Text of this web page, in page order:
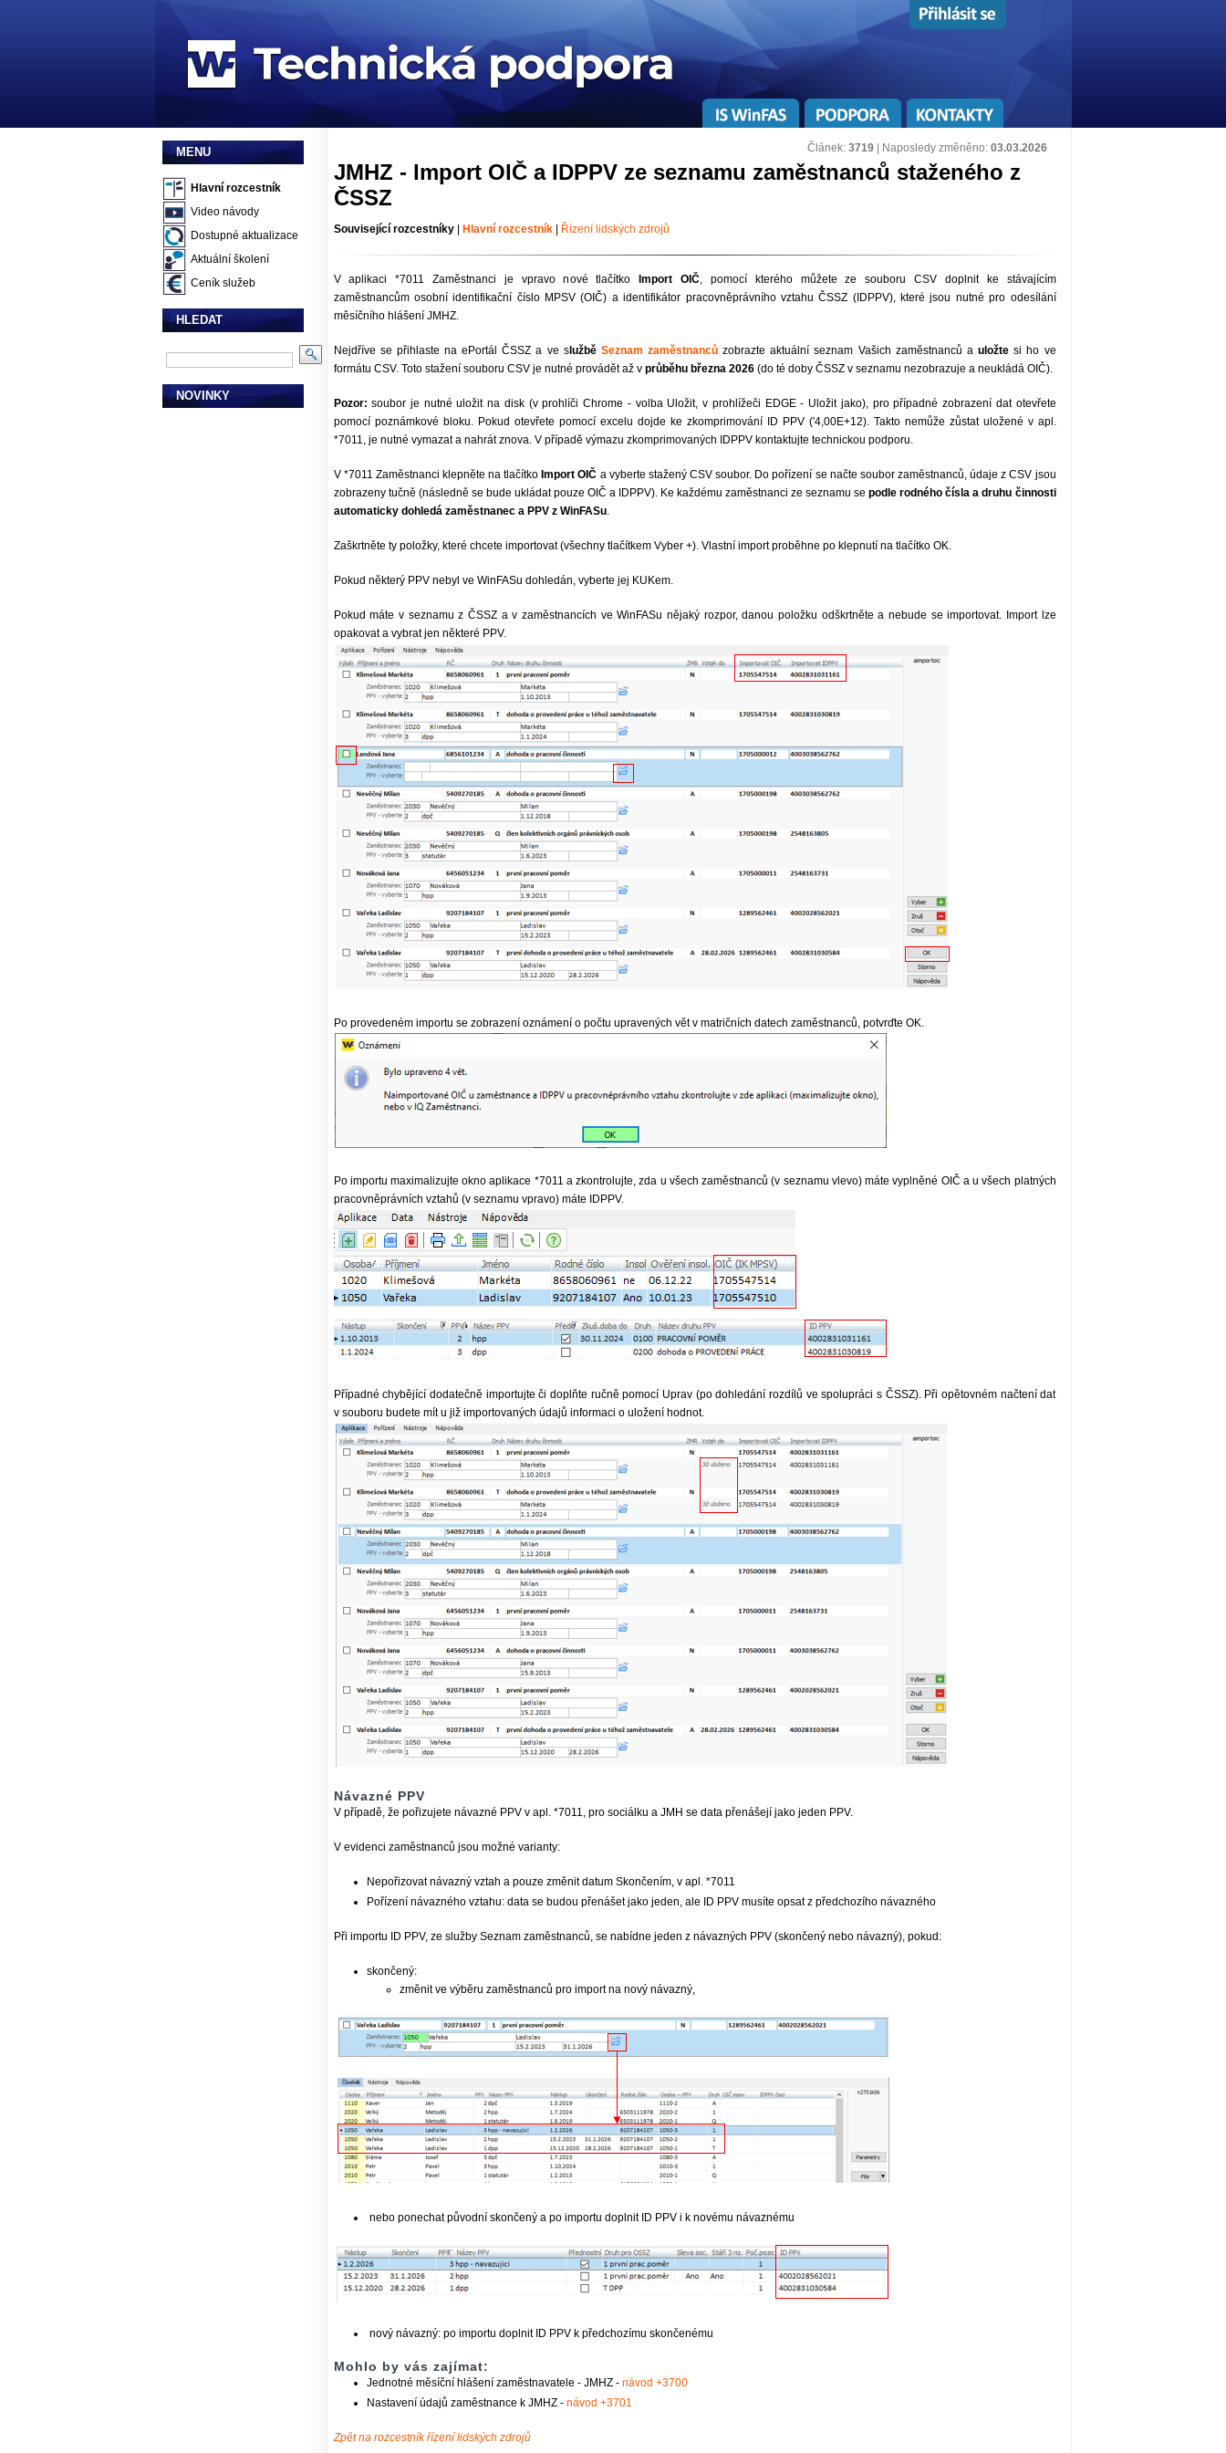
MENU
Hlavní rozcestník
Video návody
Dostupné aktualizace
Aktuální školení
Ceník služeb
HLEDAT
NOVINKY
Článek: 3719| Naposledy změněno: 03.03.2026
JMHZ - Import OIČ a IDPPV ze seznamu zaměstnanců staženého z
ČSSZ
Související rozcestníky| Hlavní rozcestník Řízení lidských zdrojů
V aplikaci *7011 Zaměstnanci je vpravo nové tlačítko Import OIČ, pomocí kterého můžete ze souboru CSV doplnit ke stávajícím
zaměstnancům osobní identifikační číslo MPSV (OIČ) a identifikátor pracovněprávního vztahu ČSSZ (IDPPV), které jsou nutné pro odesílání
měsíčního hlášení JMHZ.
Nejdříve se přihlaste na ePortál ČSSZ a ve službě Seznam zaměstnancůzobrazte aktuální seznam Vašich zaměstnanců auložte si ho ve
formátu CSV. Toto stažení souboru CSV je nutné provádět až v průběhu března 2026(do té doby ČSSZ v seznamu nezobrazuje a neukládá OIČ).
Pozor: soubor je nutné uložit na disk (v prohlíči Chrome - volba Uložit, v prohlížeči EDGE - Uložit jako), pro případné zobrazení dat otevřete
pomocí poznámkové bloku. Pokud otevřete pomocí excelu dojde ke zkomprimování ID PPV ('4,00E+12). Takto nemůže zůstat uložené v apl.
*7011, je nutné vymazat a nahrát znova. V případě výmazu zkomprimovaných IDPPV kontaktujte technickou podporu.
V *7011 Zaměstnanci klepněte na tlačítko Import OIČ a vyberte stažený CSV soubor. Do pořízení se načte soubor zaměstnanců, údaje z CSV jsou
zobrazeny tučně (následně se bude ukládat pouze OIČ a IDPPV). Ke každému zaměstnanci ze seznamu sepodle rodného čísla a druhu činnosti
automaticky dohledá zaměstnanec a PPV z WinFASu.
Zaškrtněte ty položky, které chcete importovat (všechny tlačítkem Vyber +). Vlastní import proběhne po klepnutí na tlačítko OK.
Pokud některý PPV nebyl ve WinFASu dohledán, vyberte jej KUKem.
Pokud máte v seznamu z ČSSZ a v zaměstnancích ve WinFASu nějaký rozpor, danou položku odškrtněte a nebude se importovat. Import lze
opakovat a vybrat jen některé PPV.
Po provedeném importu se zobrazení oznámení o počtu upravených vět v matričních datech zaměstnanců, potvrďte OK.
Po importu maximalizujte okno aplikace *7011 a zkontrolujte, zda u všech zaměstnanců (v seznamu vlevo) máte vyplněné OIČ a u všech platných
pracovněprávních vztahů (v seznamu vpravo) máte IDPPV.
Případné chybějící dodatečně importujte či doplňte ručně pomocí Uprav (po dohledání rozdílů ve spolupráci s ČSSZ). Při opětovném načtení dat
v souboru budete mít u již importovaných údajů informaci o uložení hodnot.
Návazné PPV
V případě, že pořizujete návazné PPV v apl. *7011, pro sociálku a JMH se data přenášejí jako jeden PPV.
V evidenci zaměstnanců jsou možné varianty:
Nepořizovat návazný vztah a pouze změnit datum Skončením, v apl. *7011
Pořízení návazného vztahu: data se budou přenášet jako jeden, ale ID PPV musíte opsat z předchozího návazného
Při importu ID PPV, ze služby Seznam zaměstnanců, se nabídne jeden z návazných PPV (skončený nebo návazný), pokud:
skončený:
změnit ve výběru zaměstnanců pro import na nový návazný,
nebo ponechat původní skončený a po importu doplnit ID PPV i k novému návaznému
nový návazný: po importu doplnit ID PPV k předchozímu skončenému
Mohlo by vás zajímat:
Jednotné měsíční hlášení zaměstnavatele - JMHZ - návod +3700
Nastavení údajů zaměstnance k JMHZ - návod +3701
Zpět na rozcestník řízení lidských zdrojů